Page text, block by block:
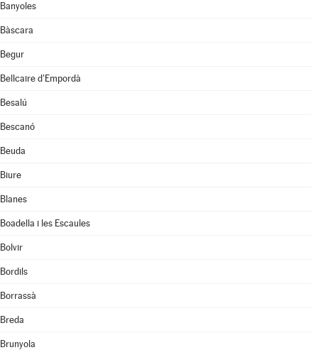
Banyoles
Bàscara
Begur
Bellcaire d'Empordà
Besalú
Bescanó
Beuda
Biure
Blanes
Boadella i les Escaules
Bolvir
Bordils
Borrassà
Breda
Brunyola